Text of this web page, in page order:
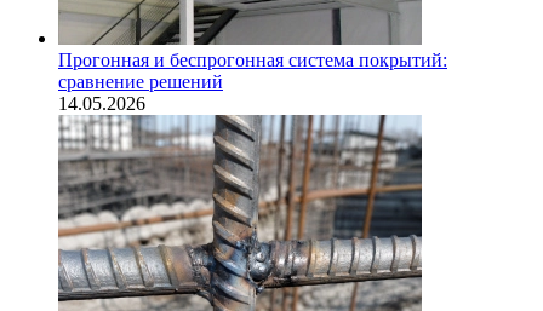
Прогонная и беспрогонная система покрытий:
сравнение решений
14.05.2026